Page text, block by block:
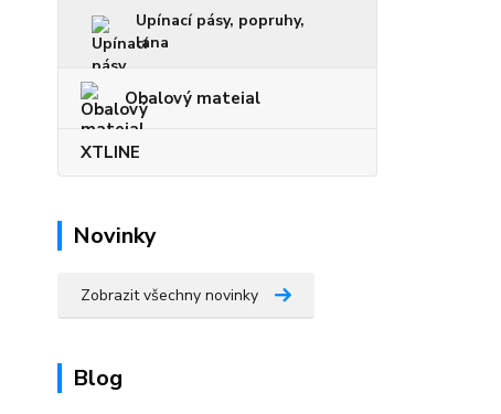
Upínací pásy, popruhy,
lana
Obalový mateial
XTLINE
Novinky
Zobrazit všechny novinky
Blog